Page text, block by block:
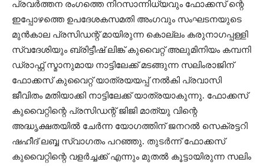
പ്രവർത്തന രംഗത്തെ നിറസാന്നിധ്യവും ഫോക്കസ് ന്റെ
ഇപ്പോഴത്തെ ഉപദേശകസമതി അംഗവും സംഘടനയുടെ
മുൻകാല പ്രസിഡന്റ് മായിരുന്ന കൊല്ലം കരുനാഗപ്പള്ളി
സ്വദേശിയും ബ്രിട്ടീഷ് ലിങ്ക് കുവൈറ്റ് അലുമിനിയം കമ്പനി
ഡ്രാഫ്റ്റ് സ്മാനുമായ നാട്ടിലേക്ക് മടങ്ങുന്ന സലിംരാജിന്
ഫോക്കസ് കുവൈറ്റ് യാത്രയയപ്പ് നൽകി പ്രവാസി
ജീവിതം മതിയാക്കി നാട്ടിലേക്ക് യാത്രയാകുന്നു. ഫോക്കസ്
കുവൈറ്റിന്റെ പ്രസിഡന്റ്‌ ജിജി മാത്യു വിന്റെ
അദ്ധൃക്ഷതയിൽ ചേർന്ന യോഗത്തിന് ജനറൽ സെക്രട്ടറി
ഷഹീദ് ലബ്ബ സ്വാഗതം പറഞ്ഞു. തുടർന്ന് ഫോക്കസ്
കുവൈറ്റിന്റെ വളർച്ചക്ക് എന്നും മുതൽ കൂട്ടായിരുന്ന സലിം